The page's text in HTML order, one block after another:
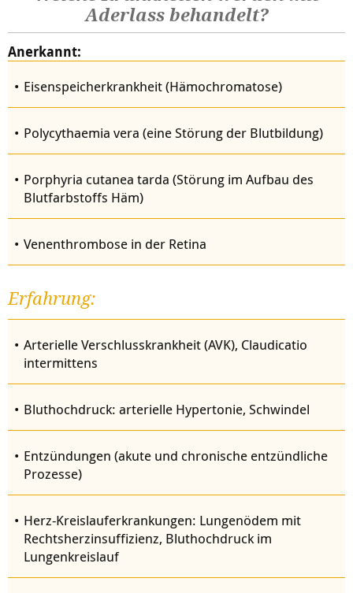
Aderlass behandelt?
Anerkannt:
Eisenspeicherkrankheit (Hämochromatose)
Polycythaemia vera (eine Störung der Blutbildung)
Porphyria cutanea tarda (Störung im Aufbau des
Blutfarbstoffs Häm)
Venenthrombose in der Retina
Erfahrung:
Arterielle Verschlusskrankheit (AVK), Claudicatio
intermittens
Bluthochdruck: arterielle Hypertonie, Schwindel
Entzündungen (akute und chronische entzündliche
Prozesse)
Herz-Kreislauferkrankungen: Lungenödem mit
Rechtsherzinsuffizienz, Bluthochdruck im
Lungenkreislauf